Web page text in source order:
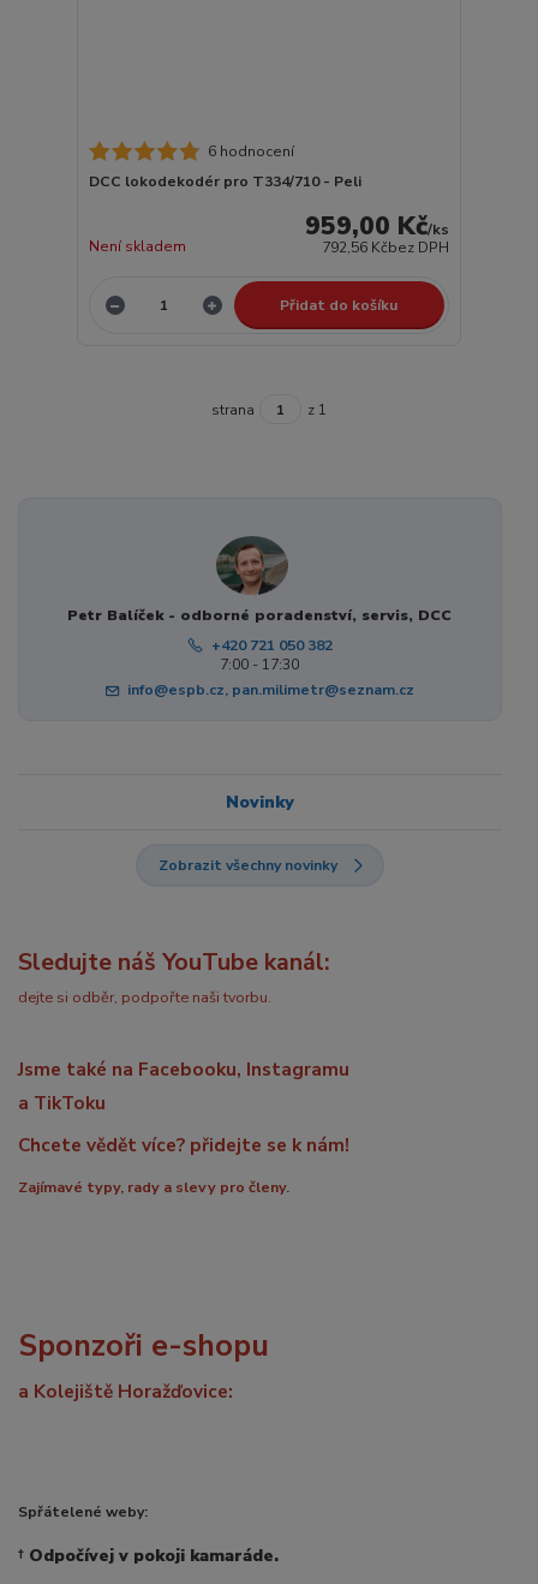
6 hodnocení
DCC lokodekodér pro T334/710 - Peli
959,00 Kč/ks
792,56 Kčbez DPH
Není skladem
Přidat do košíku
strana z 1
Petr Balíček - odborné poradenství, servis, DCC
+420 721 050 382
7:00 - 17:30
info@espb.cz, pan.milimetr@seznam.cz
Novinky
Zobrazit všechny novinky
Sledujte náš YouTube kanál:
dejte si odběr, podpořte naši tvorbu.
Jsme také na Facebooku, Instagramu
a TikToku
Chcete vědět více? přidejte se k nám!
Zajímavé typy, rady a slevy pro členy.
Sponzoři e-shopu
a Kolejiště Horažďovice:
Spřátelené weby:
† Odpočívej v pokoji kamaráde.